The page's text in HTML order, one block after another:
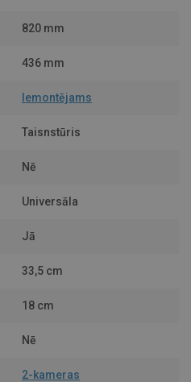
820 mm
436 mm
Iemontējams
Taisnstūris
Nē
Universāla
Jā
33,5 cm
18 cm
Nē
2-kameras